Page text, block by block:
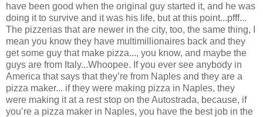
have been good when the original guy started it, and he was
doing it to survive and it was his life, but at this point...pfff...
The pizzerias that are newer in the city, too, the same thing, I
mean you know they have multimillionaires back and they
get some guy that make pizza..., you know, and maybe the
guys are from Italy...Whoopee. If you ever see anybody in
America that says that they’re from Naples and they are a
pizza maker... if they were making pizza in Naples, they
were making it at a rest stop on the Autostrada, because, if
you’re a pizza maker in Naples, you have the best job in the